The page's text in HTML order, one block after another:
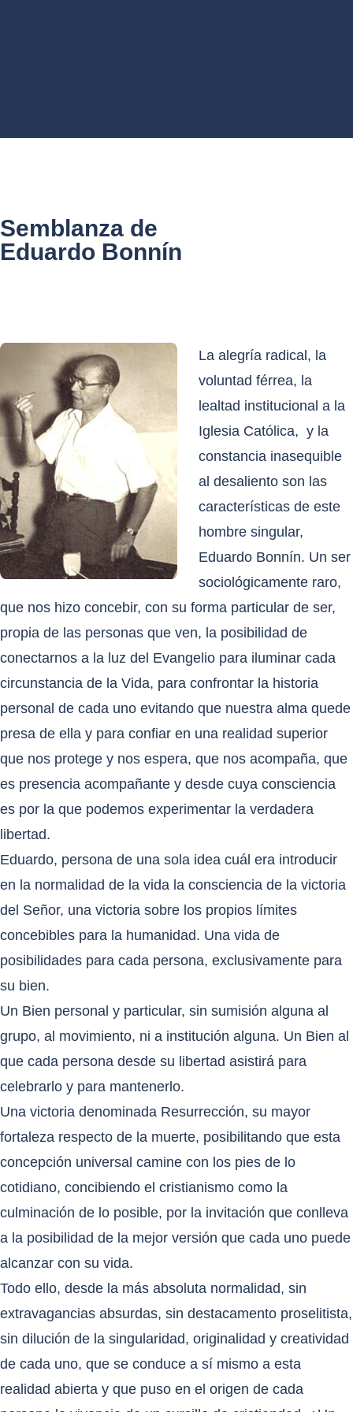
Semblanza de
Eduardo Bonnín
La alegría radical, la
voluntad férrea, la
lealtad institucional a la
Iglesia Católica, y la
constancia inasequible
al desaliento son las
características de este
hombre singular,
Eduardo Bonnín. Un ser
sociológicamente raro,
que nos hizo concebir, con su forma particular de ser,
propia de las personas que ven, la posibilidad de
conectarnos a la luz del Evangelio para iluminar cada
circunstancia de la Vida, para confrontar la historia
personal de cada uno evitando que nuestra alma quede
presa de ella y para confiar en una realidad superior
que nos protege y nos espera, que nos acompaña, que
es presencia acompañante y desde cuya consciencia
es por la que podemos experimentar la verdadera
libertad.
Eduardo, persona de una sola idea cuál era introducir
en la normalidad de la vida la consciencia de la victoria
del Señor, una victoria sobre los propios límites
concebibles para la humanidad. Una vida de
posibilidades para cada persona, exclusivamente para
su bien.
Un Bien personal y particular, sin sumisión alguna al
grupo, al movimiento, ni a institución alguna. Un Bien al
que cada persona desde su libertad asistirá para
celebrarlo y para mantenerlo.
Una victoria denominada Resurrección, su mayor
fortaleza respecto de la muerte, posibilitando que esta
concepción universal camine con los pies de lo
cotidiano, concibiendo el cristianismo como la
culminación de lo posible, por la invitación que conlleva
a la posibilidad de la mejor versión que cada uno puede
alcanzar con su vida.
Todo ello, desde la más absoluta normalidad, sin
extravagancias absurdas, sin destacamento proselitista,
sin dilución de la singularidad, originalidad y creatividad
de cada uno, que se conduce a sí mismo a esta
realidad abierta y que puso en el origen de cada